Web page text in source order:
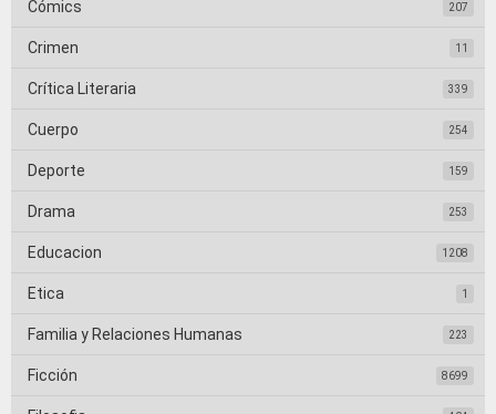
Cómics 207
Crimen 11
Crítica Literaria 339
Cuerpo 254
Deporte 159
Drama 253
Educacion 1208
Etica 1
Familia y Relaciones Humanas 223
Ficción 8699